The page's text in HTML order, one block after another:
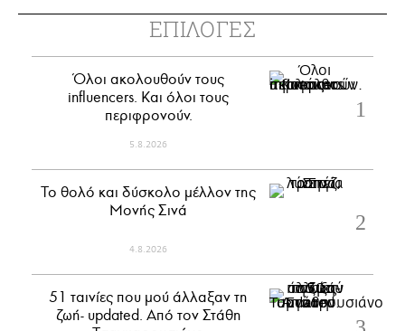
ΕΠΙΛΟΓΕΣ
Όλοι ακολουθούν τους
influencers. Και όλοι τους
περιφρονούν.
5.8.2026
Το θολό και δύσκολο μέλλον της
Μονής Σινά
4.8.2026
51 ταινίες που μού άλλαξαν τη
ζωή- updated. Aπό τον Στάθη